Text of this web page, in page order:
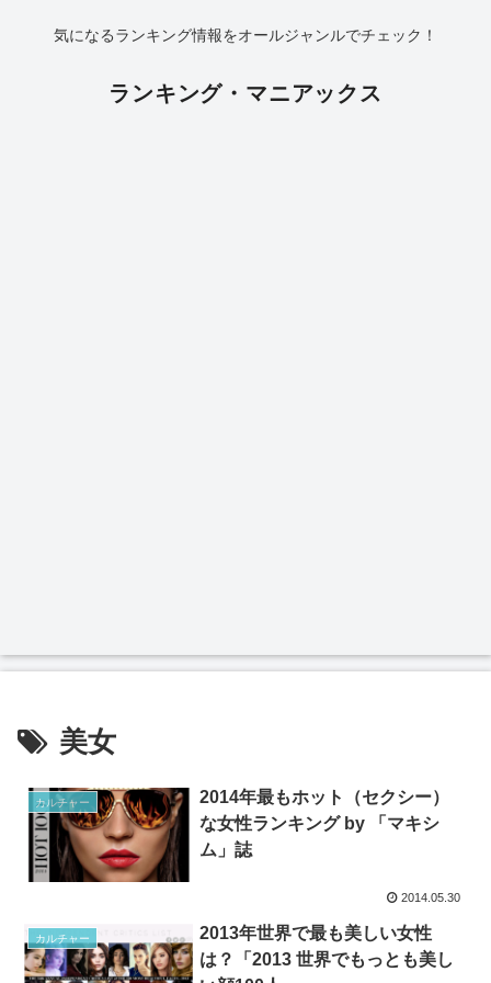
気になるランキング情報をオールジャンルでチェック！
ランキング・マニアックス
美女
カルチャー
2014年最もホット（セクシー）
な女性ランキング by 「マキシ
ム」誌
2014.05.30
カルチャー
2013年世界で最も美しい女性
は？「2013 世界でもっとも美し